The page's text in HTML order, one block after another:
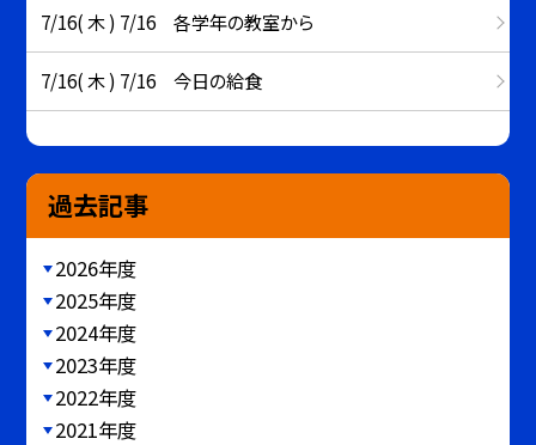
7/16( 木 ) 7/16 各学年の教室から
7/16( 木 ) 7/16 今日の給食
過去記事
2026年度
2025年度
2024年度
2023年度
2022年度
2021年度